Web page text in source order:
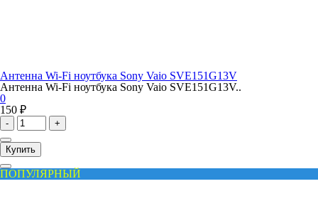
Антенна Wi-Fi ноутбука Sony Vaio SVE151G13V
Антенна Wi-Fi ноутбука Sony Vaio SVE151G13V..
0
150 ₽
- +
Купить
ПОПУЛЯРНЫЙ